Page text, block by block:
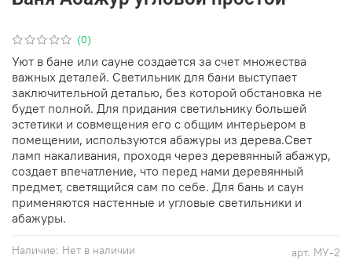
(0)
арт. МУ-2
Наличие: Нет в наличии
Уют в бане или сауне создается за счет множества
важных деталей. Светильник для бани выступает
заключительной деталью, без которой обстановка не
будет полной. Для придания светильнику большей
эстетики и совмещения его с общим интерьером в
помещении, используются абажуры из дерева.Свет
ламп накаливания, проходя через деревянный абажур,
создает впечатление, что перед нами деревянный
предмет, светящийся сам по себе. Для бань и саун
применяются настенные и угловые светильники и
абажуры.